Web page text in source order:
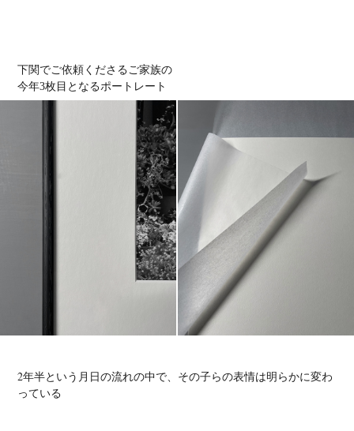
下関でご依頼くださるご家族の
今年3枚目となるポートレート
2年半という月日の流れの中で、 その子らの表情は明らかに変わ
っている